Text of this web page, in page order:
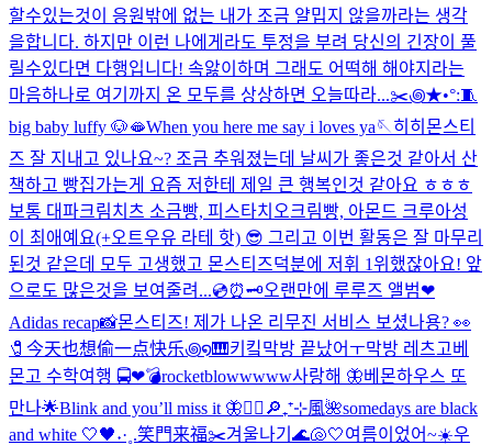
할수있는것이 응원밖에 없는 내가 조금 얄밉지 않을까라는 생각
을합니다. 하지만 이런 나에게라도 투정을 부려 당신의 긴장이 풀
릴수있다면 다행입니다! 속앓이하며 그래도 어떡해 해야지라는
마음하나로 여기까지 온 모두를 상상하면 오늘따라...✂️꩜★•°:🧵
big baby luffy 🐶🫦When you here me say i loves ya🪡히히 몬스티
즈 잘 지내고 있나요~? 조금 추워졌는데 날씨가 좋은것 같아서 산
책하고 빵집가는게 요즘 저한테 제일 큰 행복인것 같아요 ㅎㅎㅎ
보통 대파크림치츠 소금빵, 피스타치오크림빵, 아몬드 크루아성
이 최애예요(+오트우유 라테 핫) 😎 그리고 이번 활동은 잘 마무리
된것 같은데 모두 고생했고 몬스티즈덕분에 저휘 1위했잖아요! 앞
으로도 많은것을 보여줄려...💿⏰🗝️오랜만에 루루즈 앨범❤︎
Adidas recap📸몬스티즈! 제가 나온 리무진 서비스 보셨나용? 👀
🧷今天也想偷一点快乐꩜໑🎹키킼막방 끝났어ㅜ막방 레츠고베
몬고 수학여행 🚍❤︎💣rocketblowwwww사랑해 🦋베몬하우스 또
만나🌟Blink and you’ll miss it 🦋❤️‍🔥 🔎₊⁺⊹風🌺somedays are black
and white 🤍🖤˖·˳.笑門来福✂️겨울나기 🌊🐚🤍여름이었어~☀️우